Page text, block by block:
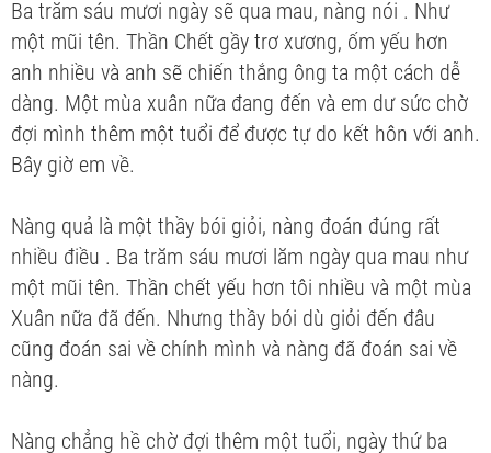
Ba trăm sáu mươi ngày sẽ qua mau, nàng nói . Như
một mũi tên. Thần Chết gầy trơ xương, ốm yếu hơn
anh nhiều và anh sẽ chiến thắng ông ta một cách dễ
dàng. Một mùa xuân nữa đang đến và em dư sức chờ
đợi mình thêm một tuổi để được tự do kết hôn với anh.
Bây giờ em về.
Nàng quả là một thầy bói giỏi, nàng đoán đúng rất
nhiều điều . Ba trăm sáu mươi lăm ngày qua mau như
một mũi tên. Thần chết yếu hơn tôi nhiều và một mùa
Xuân nữa đã đến. Nhưng thầy bói dù giỏi đến đâu
cũng đoán sai về chính mình và nàng đã đoán sai về
nàng.
Nàng chẳng hề chờ đợi thêm một tuổi, ngày thứ ba